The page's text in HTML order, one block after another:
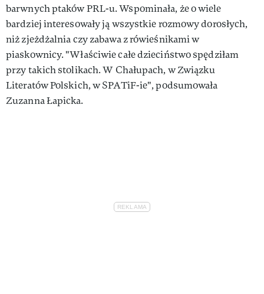
barwnych ptaków PRL-u. Wspominała, że o wiele
bardziej interesowały ją wszystkie rozmowy dorosłych,
niż zjeżdżalnia czy zabawa z rówieśnikami w
piaskownicy. "Właściwie całe dzieciństwo spędziłam
przy takich stolikach. W Chałupach, w Związku
Literatów Polskich, w SPATiF-ie", podsumowała
Zuzanna Łapicka.